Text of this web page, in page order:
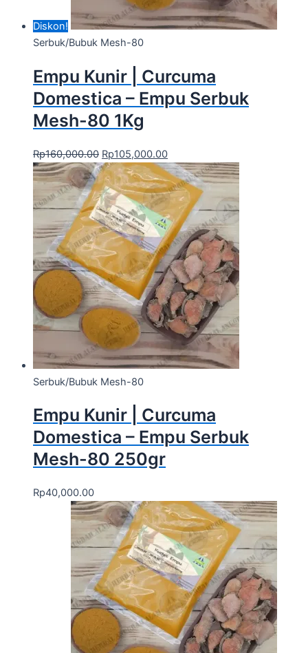
Diskon!
Serbuk/Bubuk Mesh-80
Empu Kunir | Curcuma
Domestica – Empu Serbuk
Mesh-80 1Kg
Rp160,000.00 Rp105,000.00
Serbuk/Bubuk Mesh-80
Empu Kunir | Curcuma
Domestica – Empu Serbuk
Mesh-80 250gr
Rp40,000.00